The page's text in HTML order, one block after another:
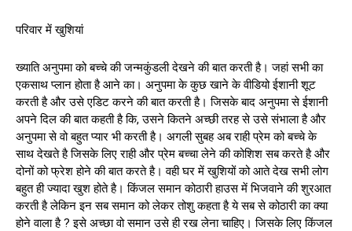
परिवार में खुशियां
ख्याति अनुपमा को बच्चे की जन्मकुंडली देखने की बात करती है। जहां सभी का
एकसाथ प्लान होता है आने का। अनुपमा के कुछ खाने के वीडियो ईशानी शूट
करती है और उसे एडिट करने की बात करती है। जिसके बाद अनुपमा से ईशानी
अपने दिल की बात कहती है कि, उसने कितने अच्छी तरह से उसे संभाला है और
अनुपमा से वो बहुत प्यार भी करती है। अगली सुबह अब राही प्रेम को बच्चे के
साथ देखते है जिसके लिए राही और प्रेम बच्चा लेने की कोशिश सब करते है और
दोनों को फ्रेश होने की बात करते है। वही घर में खुशियों को आते देख सभी लोग
बहुत ही ज्यादा खुश होते है। किंजल समान कोठारी हाउस में भिजवाने की शुरआत
करती है लेकिन इन सब समान को लेकर तोशु कहता है ये सब से कोठारी का क्या
होने वाला है ? इसे अच्छा वो समान उसे ही रख लेना चाहिए। जिसके लिए किंजल